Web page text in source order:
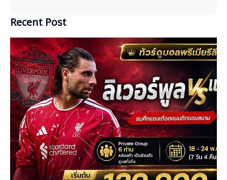
Recent Post